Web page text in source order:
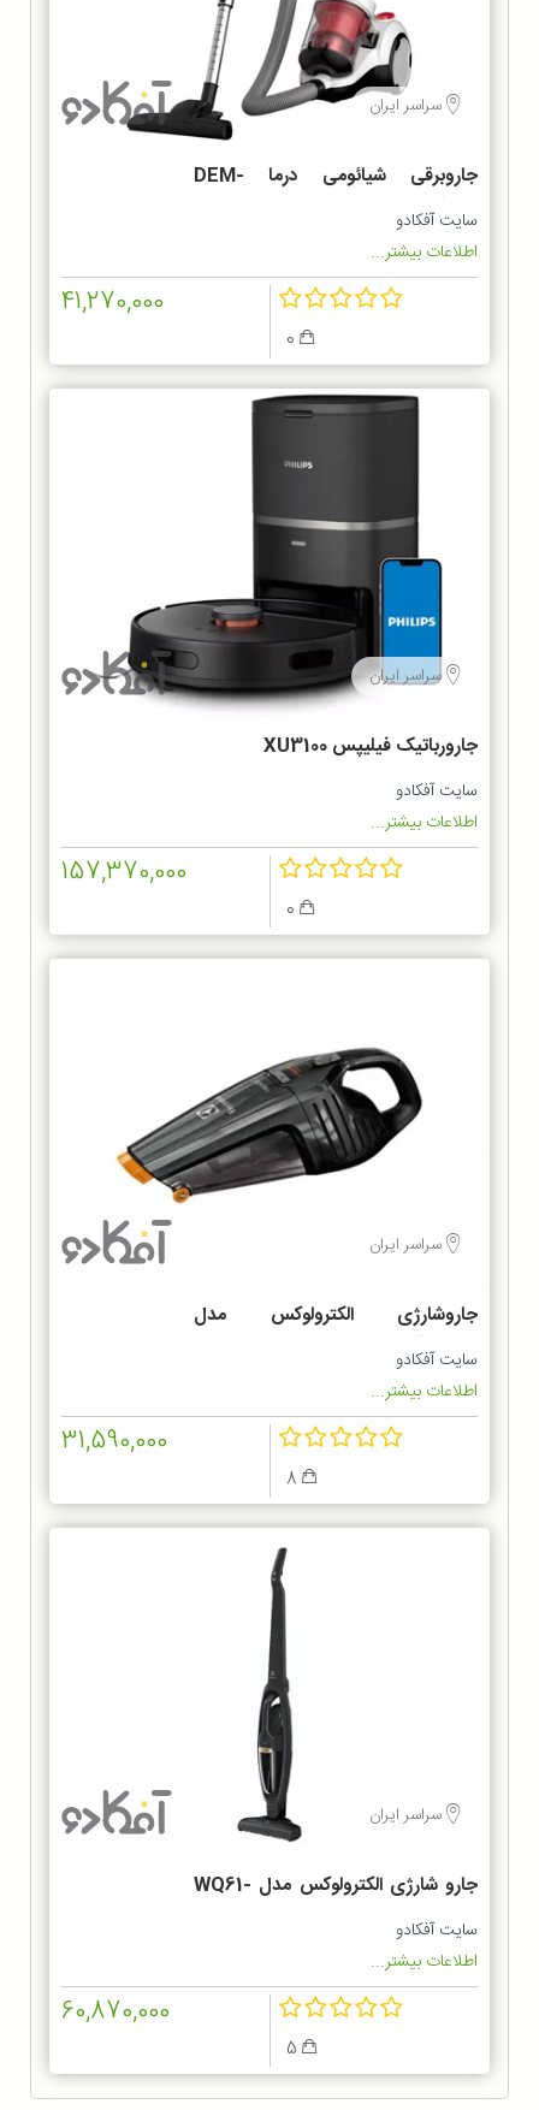
سراسر ایران
جاروبرقی شیائومی درما DEM-
TJ301W
سایت آفکادو
اطلاعات بیشتر...
41,270,000
سراسر ایران
جارورباتیک فیلیپس XU3100
سایت آفکادو
اطلاعات بیشتر...
157,370,000
سراسر ایران
جاروشارژی الکترولوکس مدل
ZB6214IGM
سایت آفکادو
اطلاعات بیشتر...
31,590,000
سراسر ایران
جارو شارژی الکترولوکس مدل WQ61-
1OGG
سایت آفکادو
اطلاعات بیشتر...
60,870,000